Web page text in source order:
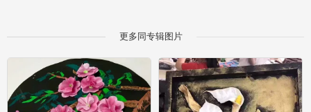
更多同专辑图片